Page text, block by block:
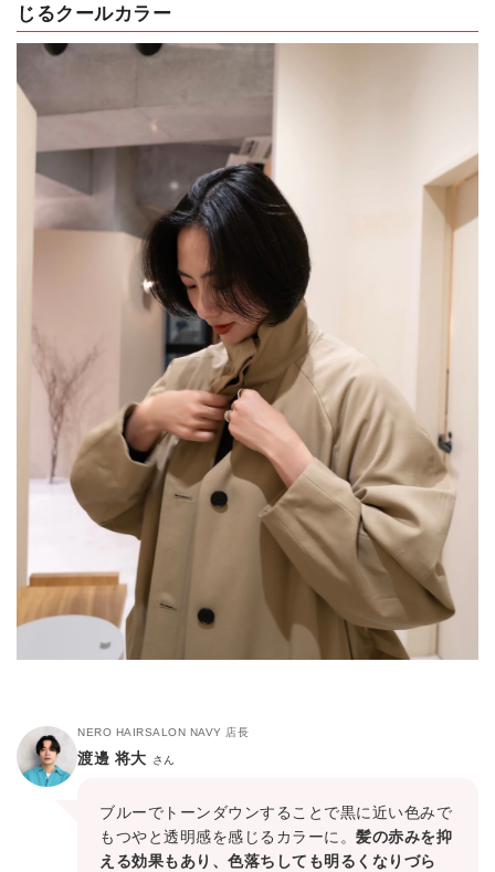
じるクールカラー
NERO HAIRSALON NAVY 店長
渡邊 将大 さん
ブルーでトーンダウンすることで黒に近い色みで
もつやと透明感を感じるカラーに。 髪の赤みを抑
える効果もあり、色落ちしても明るくなりづら